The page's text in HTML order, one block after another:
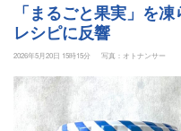
「まるごと果実」を
レシピに反響
2026年5月20日 15時15分
写真：オトナンサー